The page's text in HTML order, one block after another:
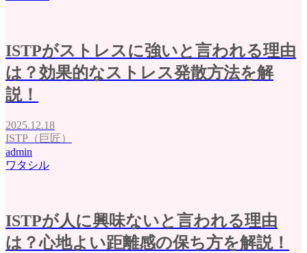
ISTPがストレスに強いと言われる理由
は？効果的なストレス発散方法を解
説！
2025.12.18
ISTP（巨匠）
admin
ワタシル
ISTPが人に興味ないと言われる理由
は？心地よい距離感の保ち方を解説！